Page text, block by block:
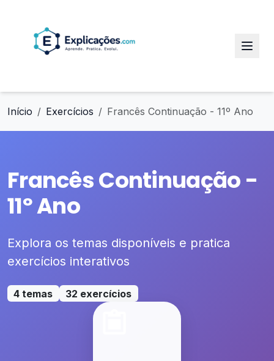
Início Exercícios Francês Continuação - 11º Ano
Francês Continuação -
11º Ano
Explora os temas disponíveis e pratica
exercícios interativos
4 temas 32 exercícios